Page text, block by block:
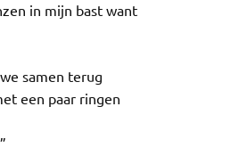
in mijn bast want
samen terug
een paar ringen